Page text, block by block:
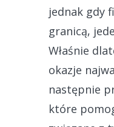
jednak gdy
granicą,
Właśnie
okazje
następnie
które